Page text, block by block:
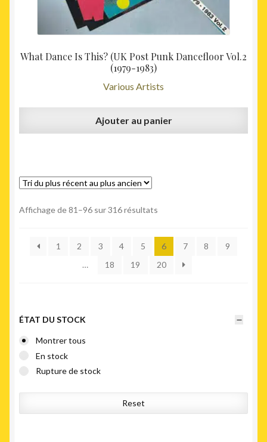
What Dance Is This? (UK Post Punk Dancefloor Vol.2
(1979-1983)
Various Artists
Ajouter au panier
Affichage de 81–96 sur 316 résultats
plus
récent
au
1 2 3 4 5 6 7 8
9
…
18 19 20
ÉTAT DU STOCK
Montrer tous
En stock
Rupture de stock
Reset